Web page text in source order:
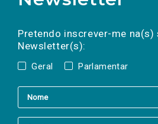
Pretendo inscrever-me na(s)
Newsletter(s):
Geral Parlamentar
a(s) newsletter(s).
mail